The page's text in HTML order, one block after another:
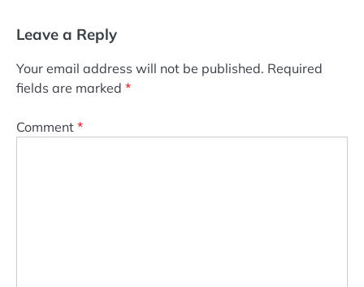
Leave a Reply
Your email address will not be published. Required
fields are marked *
Comment *